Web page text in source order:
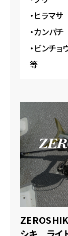
がゆえに1
ばロッド本
操作する
対的条件とな
戸沖、五島
りをみせる
の様々なジ
今回はこの
でのテスト
要で何が不
そして、完
ば」と言え
・ヒラマサ
・カンパチ
・ビンチョ
等